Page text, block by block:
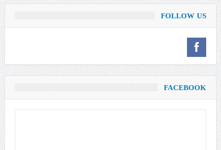
FOLLOW US
FACEBOOK